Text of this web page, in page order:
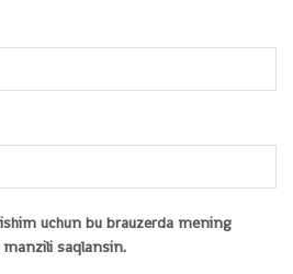
uchun bu brauzerda mening
saqlansin.